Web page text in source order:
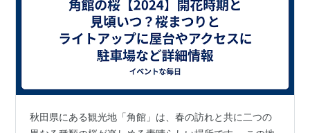
秋田県にある観光地「角館」は、春の訪れと共に二つの